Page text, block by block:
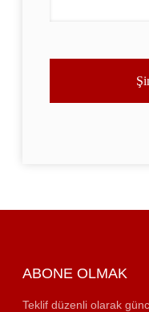
ABONE OLMAK
Teklif düzenli olarak